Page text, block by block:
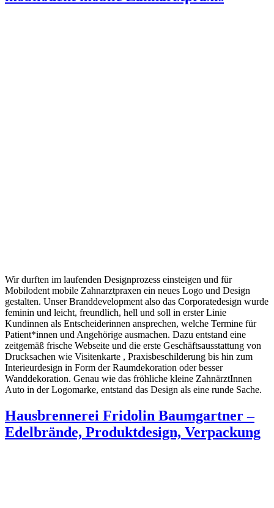
Wir durften im laufenden Designprozess einsteigen und für
Mobilodent mobile Zahnarztpraxen ein neues Logo und Design
gestalten. Unser Branddevelopment also das Corporatedesign wurde
feminin und leicht, freundlich, hell und soll in erster Linie
Kundinnen als Entscheiderinnen ansprechen, welche Termine für
Patient*innen und Angehörige ausmachen. Dazu entstand eine
zeitgemäß frische Webseite und die erste Geschäftsausstattung von
Drucksachen wie Visitenkarte , Praxisbeschilderung bis hin zum
Interieurdesign in Form der Raumdekoration oder besser
Wanddekoration. Genau wie das fröhliche kleine ZahnärztInnen
Auto in der Logomarke, entstand das Design als eine runde Sache.
Hausbrennerei Fridolin Baumgartner –
Edelbrände, Produktdesign, Verpackung